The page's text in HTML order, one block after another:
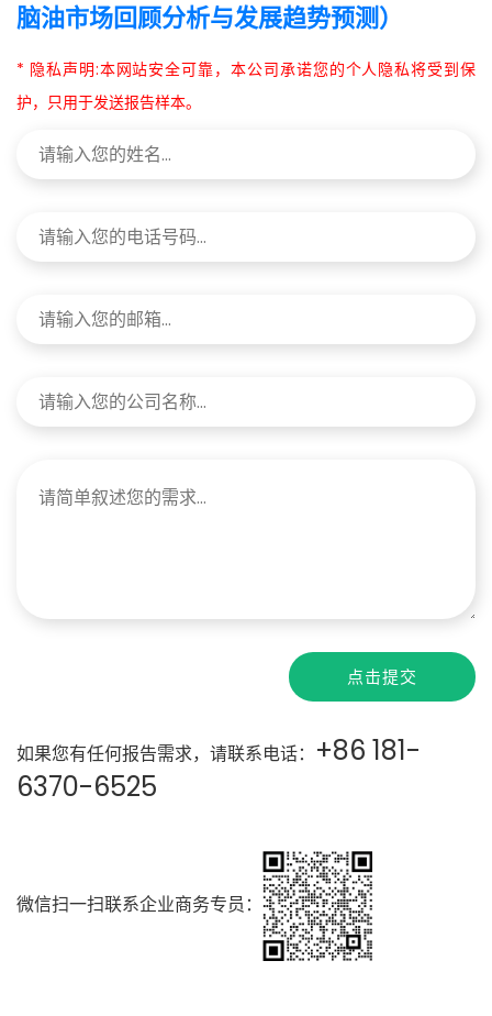
脑油市场回顾分析与发展趋势预测）
* 隐私声明:本网站安全可靠，本公司承诺您的个人隐私将受到保
护，只用于发送报告样本。
点击提交
如果您有任何报告需求，请联系电话： +86 181-
6370-6525
微信扫一扫联系企业商务专员：